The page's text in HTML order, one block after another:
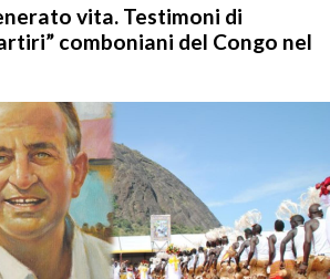
vita. Testimoni di
comboniani del Congo nel